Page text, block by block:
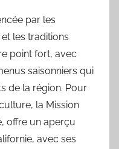
par les
les traditions
point fort, avec
saisonniers qui
de la région. Pour
la Mission
offre un aperçu
avec ses